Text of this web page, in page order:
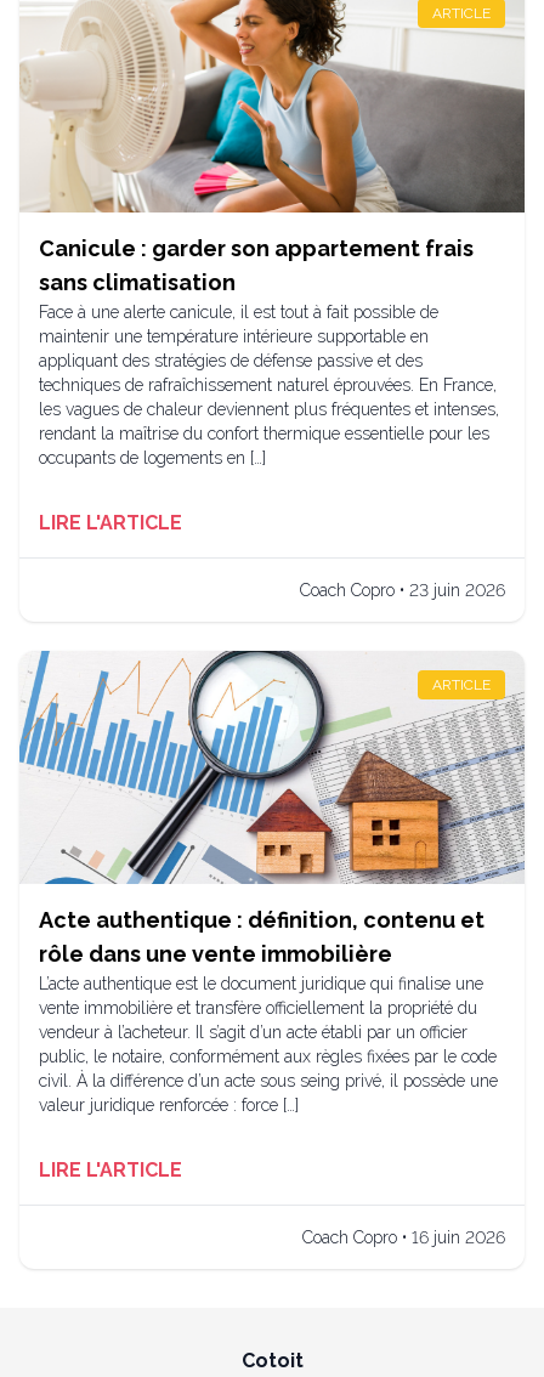
ARTICLE
Canicule : garder son appartement frais
sans climatisation
Face à une alerte canicule, il est tout à fait possible de
maintenir une température intérieure supportable en
appliquant des stratégies de défense passive et des
techniques de rafraîchissement naturel éprouvées. En France,
les vagues de chaleur deviennent plus fréquentes et intenses,
rendant la maîtrise du confort thermique essentielle pour les
occupants de logements en […]
LIRE L'ARTICLE
Coach Copro • 23 juin 2026
ARTICLE
Acte authentique : définition, contenu et
rôle dans une vente immobilière
L’acte authentique est le document juridique qui finalise une
vente immobilière et transfère officiellement la propriété du
vendeur à l’acheteur. Il s’agit d’un acte établi par un officier
public, le notaire, conformément aux règles fixées par le code
civil. À la différence d’un acte sous seing privé, il possède une
valeur juridique renforcée : force […]
LIRE L'ARTICLE
Coach Copro • 16 juin 2026
Cotoit